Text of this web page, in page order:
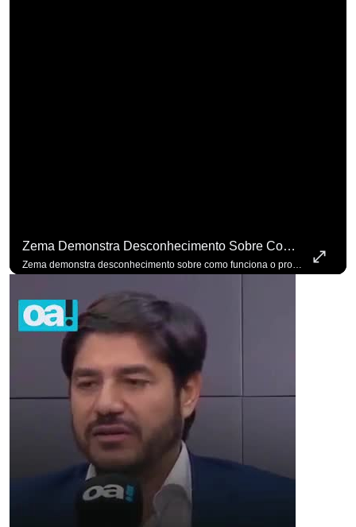
Zema Demonstra Desconhecimento Sobre Como Funciona O Processo De Mudança Das Leis. #OAntagonista
Zema demonstra desconhecimento sobre como funciona o processo de mudança das leis. #OAntagonista Se você busca informação com credibilidade, inscreva-se agora e ative o